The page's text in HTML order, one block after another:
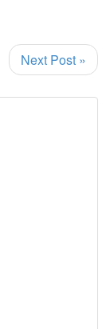
Next Post »